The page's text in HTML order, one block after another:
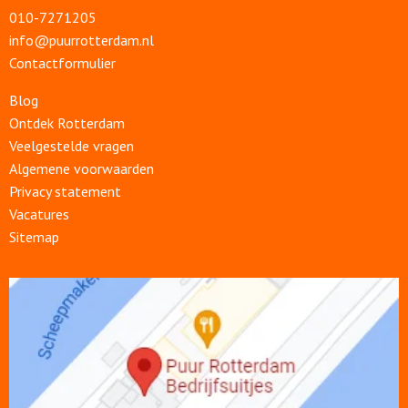
010-7271205
info@puurrotterdam.nl
Contactformulier
Blog
Ontdek Rotterdam
Veelgestelde vragen
Algemene voorwaarden
Privacy statement
Vacatures
Sitemap
Open